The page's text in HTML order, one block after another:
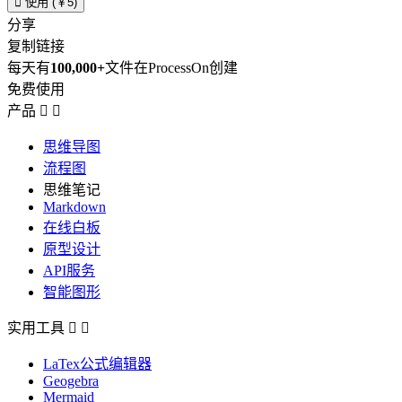
分享
复制链接
每天有100,000+文件在ProcessOn创建
免费使用
产品  
思维导图
流程图
思维笔记
Markdown
在线白板
原型设计
API服务
智能图形
实用工具  
LaTex公式编辑器
Geogebra
Mermaid